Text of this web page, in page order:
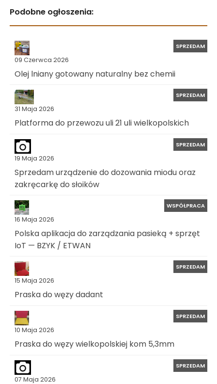
Podobne ogłoszenia:
09 Czerwca 2026
SPRZEDAM
Olej lniany gotowany naturalny bez chemii
31 Maja 2026
SPRZEDAM
Platforma do przewozu uli 21 uli wielkopolskich
19 Maja 2026
SPRZEDAM
Sprzedam urządzenie do dozowania miodu oraz
zakręcarkę do słoików
16 Maja 2026
WSPÓŁPRACA
Polska aplikacja do zarządzania pasieką + sprzęt
IoT — BZYK / ETWAN
15 Maja 2026
SPRZEDAM
Praska do węzy dadant
10 Maja 2026
SPRZEDAM
Praska do węzy wielkopolskiej kom 5,3mm
07 Maja 2026
SPRZEDAM